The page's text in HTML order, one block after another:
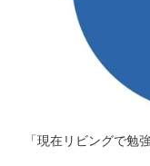
「現在リビングで勉